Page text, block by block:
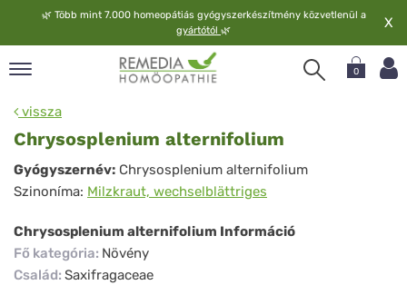
🌿 Több mint 7.000 homeopátiás gyógyszerkészítmény közvetlenül a
gyártótól 🌿 X
0
vissza
Chrysosplenium alternifolium
Chrysosplenium
alternifolium
Gyógyszernév: Chrysosplenium alternifolium
Szinoníma: Milzkraut, wechselblättriges
Chrysosplenium alternifolium Információ
Fő kategória: Növény
Család: Saxifragaceae